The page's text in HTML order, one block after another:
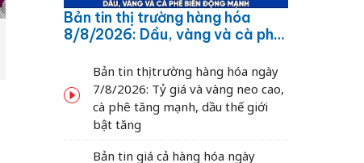
Bản tin thị trường hàng hóa
8/8/2026: Dầu, vàng và cà phê
Bản tin thị trường hàng hóa ngày
7/8/2026: Tỷ giá và vàng neo cao,
cà phê tăng mạnh, dầu thế giới
bật tăng
Bản tin giá cả hàng hóa ngày